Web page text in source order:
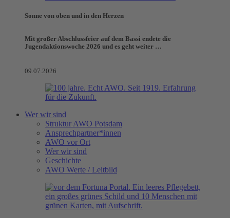
Sonne von oben und in den Herzen
Mit großer Abschlussfeier auf dem Bassi endete die
Jugendaktionswoche 2026 und es geht weiter …
09.07.2026
Wer wir sind
Struktur AWO Potsdam
Ansprechpartner*innen
AWO vor Ort
Wer wir sind
Geschichte
AWO Werte / Leitbild